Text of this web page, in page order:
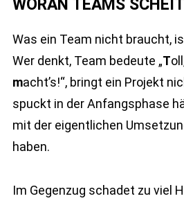
WORAN TEAMS
Was ein Team nicht braucht,
Wer denkt, Team bedeute „T
macht’s!“, bringt ein Projekt
spuckt in der Anfangsphase
mit der eigentlichen
haben.
Im Gegenzug schadet zu viel